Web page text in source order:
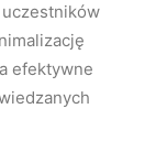
efektywne